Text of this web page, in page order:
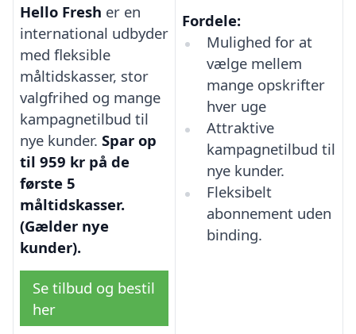
Hello Fresh er en
international udbyder
med fleksible
måltidskasser, stor
valgfrihed og mange
kampagnetilbud til
nye kunder. Spar op
til 959 kr på de
første 5
måltidskasser.
(Gælder nye
kunder).
Se tilbud og bestil
her
Fordele:
Mulighed for at
vælge mellem
mange opskrifter
hver uge
Attraktive
kampagnetilbud til
nye kunder.
Fleksibelt
abonnement uden
binding.